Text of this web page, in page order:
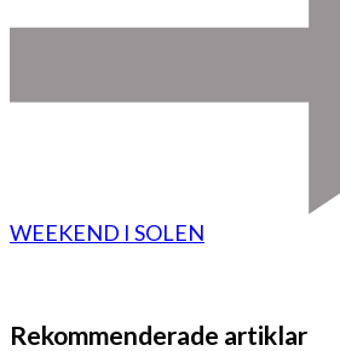
WEEKEND I SOLEN
Rekommenderade artiklar